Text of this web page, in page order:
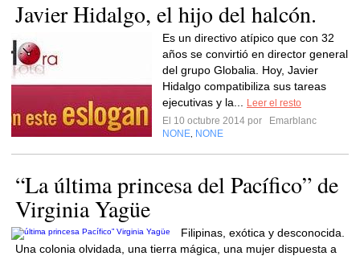
Javier Hidalgo, el hijo del halcón.
Es un directivo atípico que con 32
años se convirtió en director general
del grupo Globalia. Hoy, Javier
Hidalgo compatibiliza sus tareas
ejecutivas y la...
Leer el resto
El 10 octubre 2014 por
Emarblanc
NONE NONE
“La última princesa del Pacífico” de
Virginia Yagüe
Filipinas, exótica y desconocida.
Una colonia olvidada, una tierra mágica, una mujer dispuesta a